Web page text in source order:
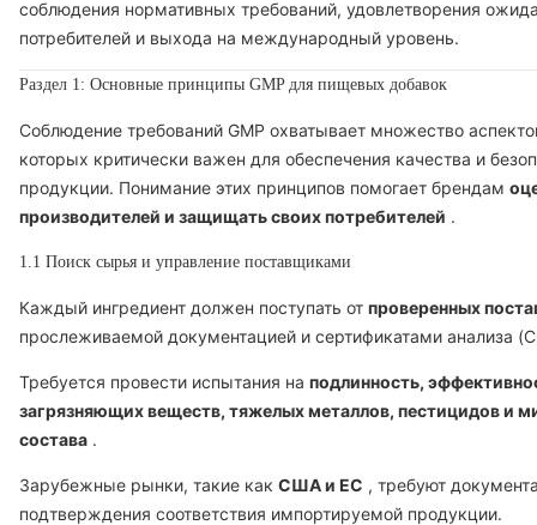
соблюдения нормативных требований, удовлетворения
потребителей и выхода на международный уровень.
Раздел 1: Основные принципы GMP для пищевых добавок
Соблюдение требований GMP охватывает множество
которых критически важен для обеспечения качества и
продукции. Понимание этих принципов помогает брендам
производителей и защищать своих потребителей .
1.1 Поиск сырья и управление поставщиками
Каждый ингредиент должен поступать от проверенных
прослеживаемой документацией и сертификатами анализа
Требуется провести испытания на подлинность,
загрязняющих веществ, тяжелых металлов, пестицидов и
состава .
Зарубежные рынки, такие как США и ЕС , требуют
подтверждения соответствия импортируемой продукции.